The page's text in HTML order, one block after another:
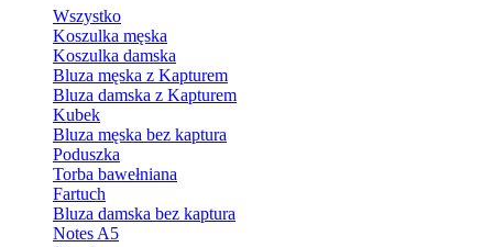
Wszystko
Koszulka męska
Koszulka damska
Bluza męska z Kapturem
Bluza damska z Kapturem
Kubek
Bluza męska bez kaptura
Poduszka
Torba bawełniana
Fartuch
Bluza damska bez kaptura
Notes A5